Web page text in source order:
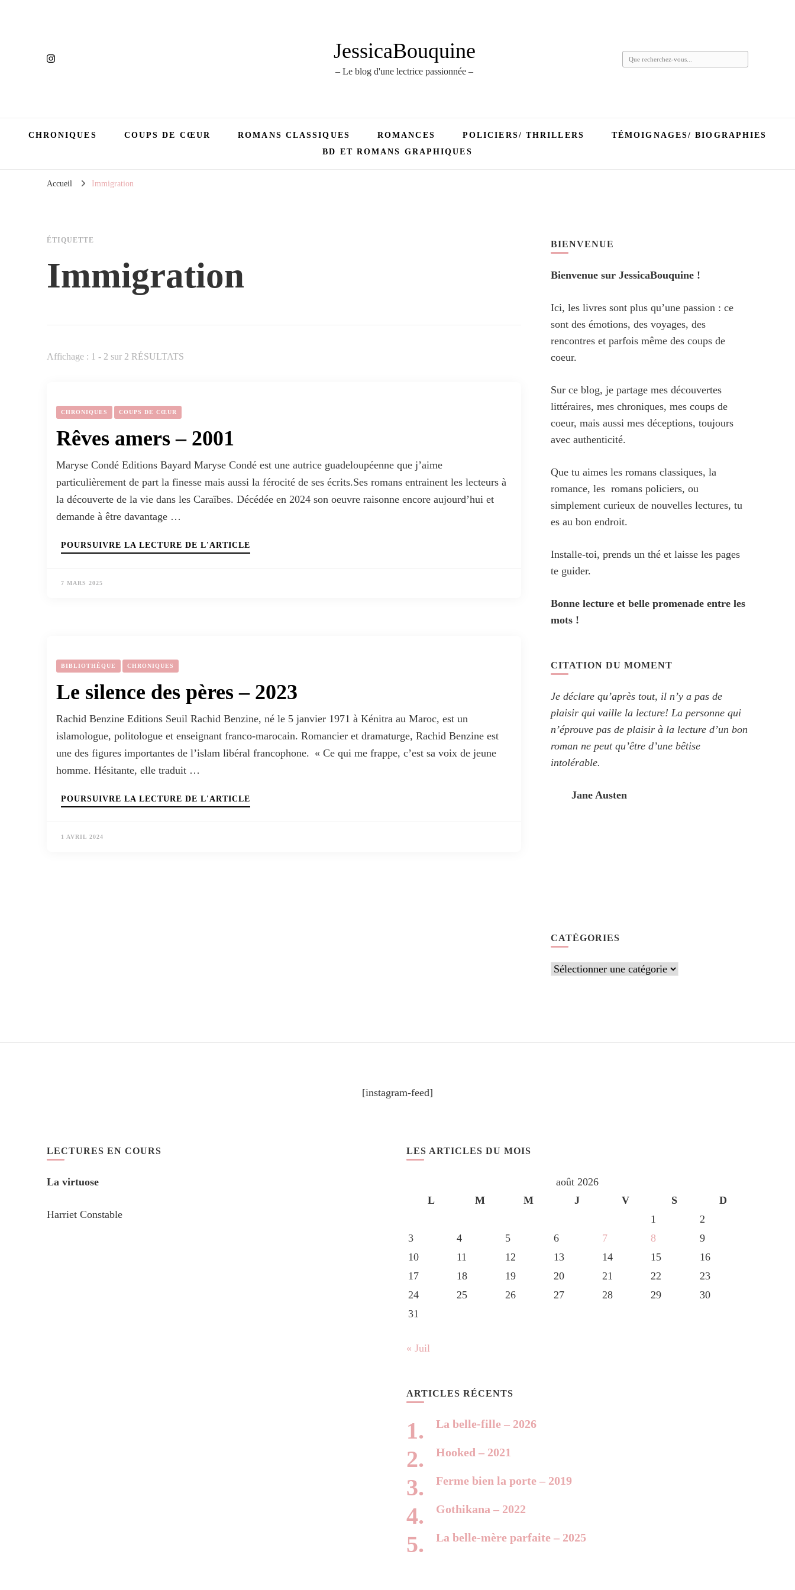
JessicaBouquine
– Le blog d'une lectrice passionnée –
Vous
CHRONIQUES COUPS DE CŒUR ROMANS CLASSIQUES ROMANCES POLICIERS/ THRILLERS
TÉMOIGNAGES/ BIOGRAPHIES
BD ET ROMANS GRAPHIQUES
Accueil Immigration
ÉTIQUETTE
Immigration
Affichage : 1 - 2 sur 2 RÉSULTATS
CHRONIQUES COUPS DE CŒUR
Rêves amers – 2001
Maryse Condé Editions Bayard Maryse Condé est une autrice guadeloupéenne que j’aime
particulièrement de part la finesse mais aussi la férocité de ses écrits.Ses romans entrainent les lecteurs à
la découverte de la vie dans les Caraïbes. Décédée en 2024 son oeuvre raisonne encore aujourd’hui et
demande à être davantage …
POURSUIVRE LA LECTURE DE L'ARTICLE
7 MARS 2025
BIBLIOTHÈQUE CHRONIQUES
Le silence des pères – 2023
Rachid Benzine Editions Seuil Rachid Benzine, né le 5 janvier 1971 à Kénitra au Maroc, est un
islamologue, politologue et enseignant franco-marocain. Romancier et dramaturge, Rachid Benzine est
une des figures importantes de l’islam libéral francophone. « Ce qui me frappe, c’est sa voix de jeune
homme. Hésitante, elle traduit …
POURSUIVRE LA LECTURE DE L'ARTICLE
1 AVRIL 2024
BIENVENUE
Bienvenue sur JessicaBouquine !
Ici, les livres sont plus qu’une passion : ce
sont des émotions, des voyages, des
rencontres et parfois même des coups de
coeur.
Sur ce blog, je partage mes découvertes
littéraires, mes chroniques, mes coups de
coeur, mais aussi mes déceptions, toujours
avec authenticité.
Que tu aimes les romans classiques, la
romance, les romans policiers, ou
simplement curieux de nouvelles lectures, tu
es au bon endroit.
Installe-toi, prends un thé et laisse les pages
te guider.
Bonne lecture et belle promenade entre les
mots !
CITATION DU MOMENT
Je déclare qu’après tout, il n’y a pas de
plaisir qui vaille la lecture! La personne qui
n’éprouve pas de plaisir à la lecture d’un bon
roman ne peut qu’être d’une bêtise
intolérable.
Jane Austen
CATÉGORIES
Catégories
[instagram-feed]
LECTURES EN COURS
La virtuose
Harriet Constable
LES ARTICLES DU MOIS
août 2026
L
M M J V S
D
1
2
3
4 5 6 7 8
9
10
11 12 13 14 15
16
17
18 19 20 21 22
23
24
25 26 27 28 29
30
31
« Juil
ARTICLES RÉCENTS
La belle-fille – 2026
Hooked – 2021
Ferme bien la porte – 2019
Gothikana – 2022
La belle-mère parfaite – 2025